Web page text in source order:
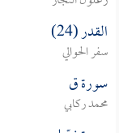
القدر (24)
سفر الحوالي
سورة ق
محمد ركابي